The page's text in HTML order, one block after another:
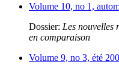
Volume 10, no 1,
Dossier: Les nouvelles
en comparaison
Volume 9, no 3, été